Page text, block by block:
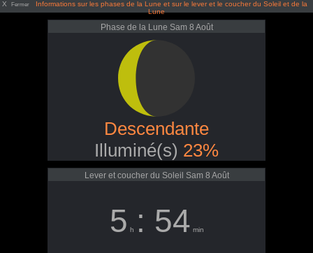
X Fermer
Informations sur les phases de la Lune et sur le lever et le coucher du Soleil et de la
Lune
Phase de la Lune Sam 8 Août
Descendante
Illuminé(s) 23%
Lever et coucher du Soleil Sam 8 Août
5 h : 54 min